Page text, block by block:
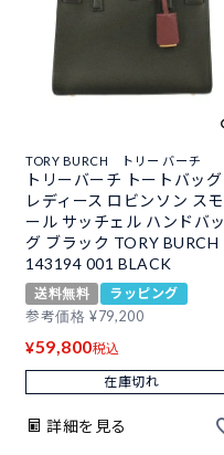
TORY BURCH トリー バーチ
トリーバーチ トートバッグ
レディース ロビンソン スモ
ール サッチェル ハンドバッ
グ ブラック TORY BURCH
143194 001 BLACK
送料無料
ラッピング
参考価格 ¥79,200
¥59,800税込
在庫切れ
詳細を見る